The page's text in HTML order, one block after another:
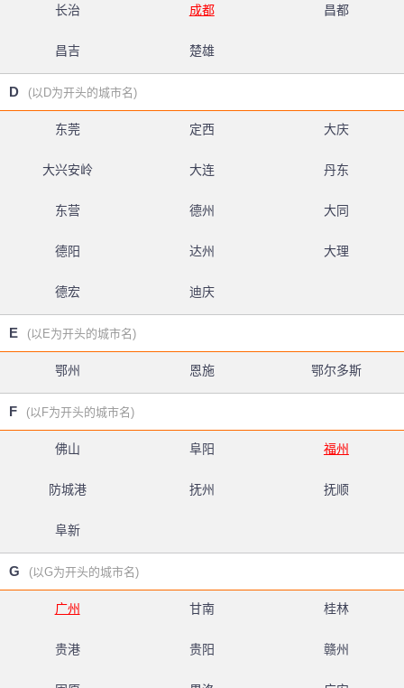
长治 成都 昌都
昌吉 楚雄
D (以D为开头的城市名)
东莞 定西 大庆
大兴安岭 大连 丹东
东营 德州 大同
德阳 达州 大理
德宏 迪庆
E (以E为开头的城市名)
鄂州 恩施 鄂尔多斯
F (以F为开头的城市名)
佛山 阜阳 福州
防城港 抚州 抚顺
阜新
G (以G为开头的城市名)
广州 甘南 桂林
贵港 贵阳 赣州